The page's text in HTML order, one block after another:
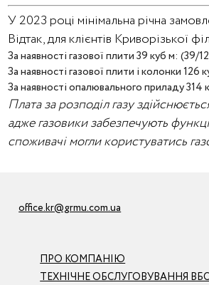
У 2023 році мінімальна річна
Відтак, для клієнтів Криворізької
За наявності газової плити 39 куб м: (39/
За наявності газової плити і колонки
За наявності опалювального приладу 314
Плата за розподіл газу
адже газовики забезпечують
споживачі могли користуватись
ПРО КОМПАНІЮ
ТЕХНІЧНЕ ОБСЛУГОВУВАННЯ
office.kr@grmu.com.ua